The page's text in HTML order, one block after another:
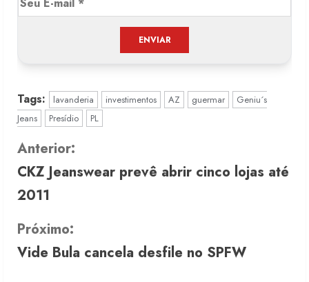
Tags: lavanderia investimentos AZ guermar
Geniu´s
Jeans
Presídio PL
C
o
n
t
i
Anterior:
CKZ Jeanswear prevê abrir cinco lojas até
2011
Próximo:
Vide Bula cancela desfile no SPFW